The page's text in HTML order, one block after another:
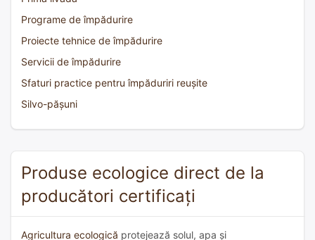
Programe de împădurire
Proiecte tehnice de împădurire
Servicii de împădurire
Sfaturi practice pentru împăduriri reușite
Silvo-pășuni
Produse ecologice direct de la
producători certificați
Agricultura ecologică protejează solul, apa și